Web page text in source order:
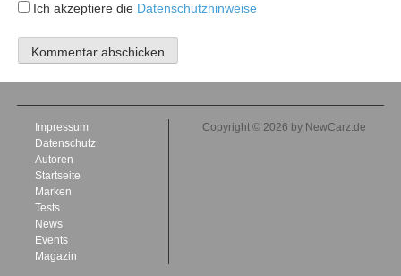
Ich akzeptiere die Datenschutzhinweise
Impressum
Datenschutz
Autoren
Startseite
Marken
Tests
News
Events
Magazin
Copyright © 2026 by NewCarz.de